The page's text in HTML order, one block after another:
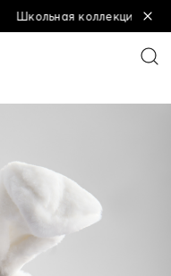
коллекция! Купи